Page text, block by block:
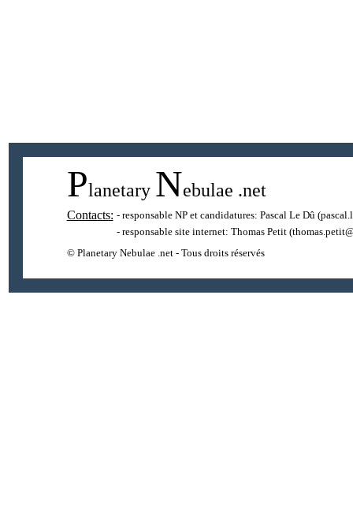
Planetary Nebulae .net
Contacts: - responsable NP et candidatures: Pascal Le Dû
- responsable site internet: Thomas Petit
© Planetary Nebulae .net - Tous droits réservés